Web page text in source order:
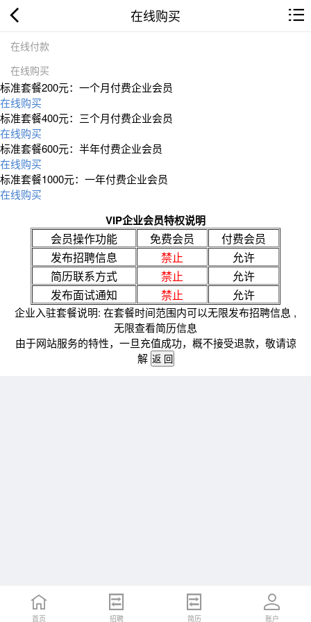
在线购买
在线付款
在线购买
标准套餐200元：一个月付费企业会员
在线购买
标准套餐400元：三个月付费企业会员
在线购买
标准套餐600元：半年付费企业会员
在线购买
标准套餐1000元：一年付费企业会员
在线购买
VIP企业会员特权说明
会员操作功能 免费会员
付费会员
发布招聘信息
禁止
允许
简历联系方式
禁止
允许
发布面试通知
禁止 允许
企业入驻套餐说明: 在套餐时间范围内可以无限发布招聘信息 ,
无限查看简历信息
由于网站服务的特性，一旦充值成功，概不接受退款，敬请谅
解
首页 招聘 简历 账户